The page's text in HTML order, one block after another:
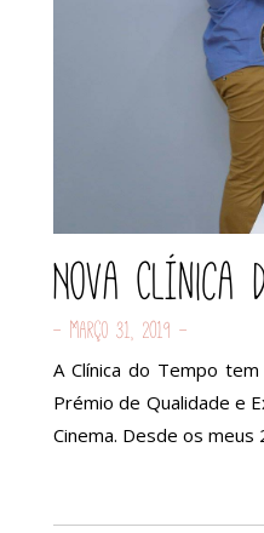
Nova Clínica
- Março 31, 2019 -
A Clínica do Tempo
Prémio de Qualidade e
Cinema. Desde os